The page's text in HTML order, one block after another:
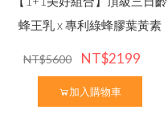
問與答
한국어
蜂王乳 x 專利綠蜂膠葉黃素
NT$5600 NT$2199
加入購物車